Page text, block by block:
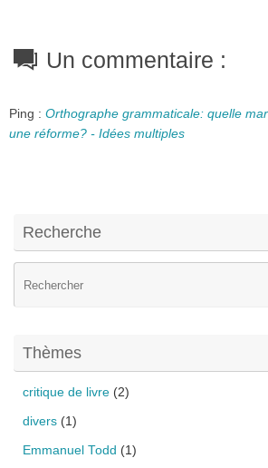
Un commentaire :
Ping : Orthographe grammaticale: quelle
une réforme? - Idées multiples
Recherche
Thèmes
critique de livre (2)
divers (1)
Emmanuel Todd (1)